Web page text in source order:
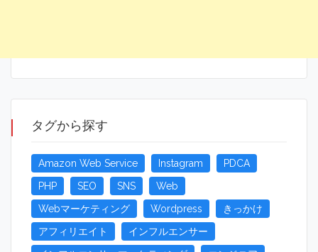
タグから探す
Amazon Web Service Instagram
PDCA
PHP
SEO SNS
Web
Webマーケティング
Wordpress
きっかけ
アフィリエイト
インフルエンサー